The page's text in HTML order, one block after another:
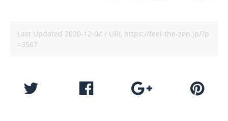
Last Updated 2020-12-04 / URL https://feel-the-zen.jp/?p
=3567